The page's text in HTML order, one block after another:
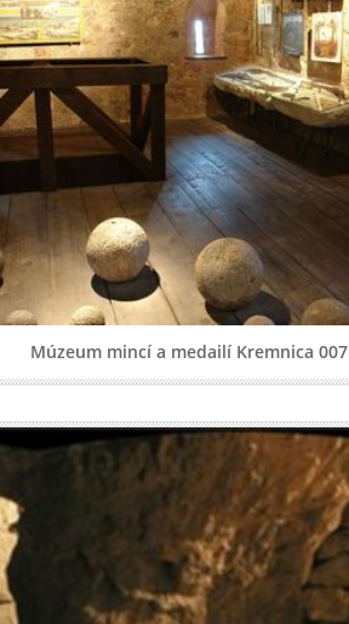
Múzeum mincí a medailí Kremnica 007